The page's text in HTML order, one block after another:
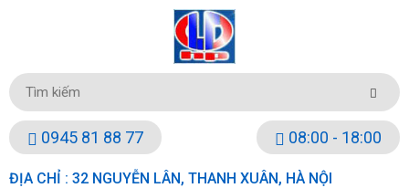
0945 81 88 77 08:00 - 18:00
ĐỊA CHỈ : 32 NGUYỄN LÂN, THANH XUÂN, HÀ NỘI